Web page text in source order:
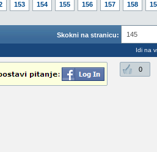
153 154 155 156 157 158
Skokni na stranicu: 145
Idi na
0